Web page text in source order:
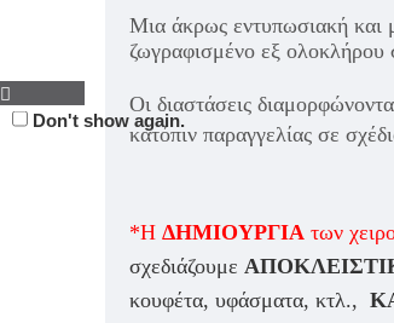
Don't show again.
Μια άκρως εντυπωσιακή και
ζωγραφισμένο εξ ολοκλήρου
Οι διαστάσεις
κατόπιν παραγγελίας σε
*Η ΔΗΜΙΟΥΡΓΙΑ των
σχεδιάζουμε
κουφέτα, υφάσματα, κτλ.,